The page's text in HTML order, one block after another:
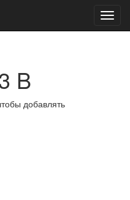
B
добавлять